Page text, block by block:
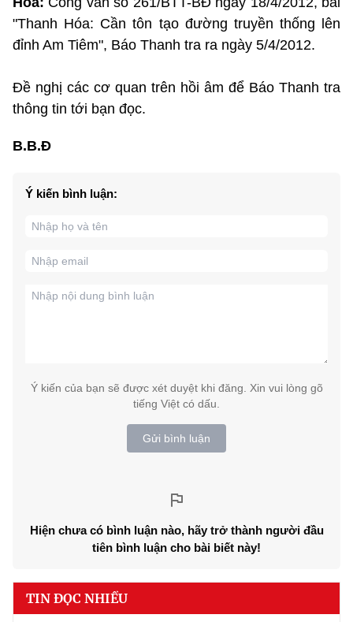
"Thanh Hóa: Cần tôn tạo đường truyền thống lên
đỉnh Am Tiêm", Báo Thanh tra ra ngày 5/4/2012.
Đề nghị các cơ quan trên hồi âm để Báo Thanh tra
thông tin tới bạn đọc.
B.B.Đ
Ý kiến bình luận:
Ý kiến của bạn sẽ được xét duyệt khi đăng. Xin vui lòng gõ
tiếng Việt có dấu.
Gửi bình luận
Hiện chưa có bình luận nào, hãy trở thành người đầu
tiên bình luận cho bài biết này!
TIN ĐỌC NHIỀU